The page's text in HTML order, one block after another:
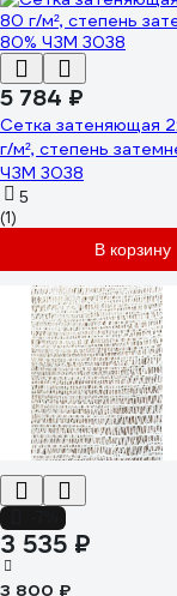
5 784 ₽
Сетка затеняющая
г/м², степень
ЧЗМ 3038
5
(1)
В корзину
3 535 ₽
3 800 ₽